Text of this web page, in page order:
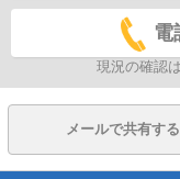
電
現況の確認
メールで共有する